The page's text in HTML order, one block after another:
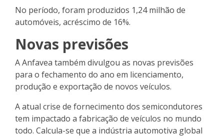
No período, foram produzidos 1,24 milhão de
automóveis, acréscimo de 16%.
Novas previsões
A Anfavea também divulgou as novas previsões
para o fechamento do ano em licenciamento,
produção e exportação de novos veículos.
A atual crise de fornecimento dos semicondutores
tem impactado a fabricação de veículos no mundo
todo. Calcula-se que a indústria automotiva global